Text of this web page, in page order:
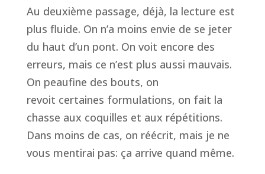
Au deuxième passage, déjà, la lecture est
plus fluide. On n’a moins envie de se jeter
du haut d’un pont. On voit encore des
erreurs, mais ce n’est plus aussi mauvais.
On peaufine des bouts, on
revoit certaines formulations, on fait la
chasse aux coquilles et aux répétitions.
Dans moins de cas, on réécrit, mais je ne
vous mentirai pas: ça arrive quand même.